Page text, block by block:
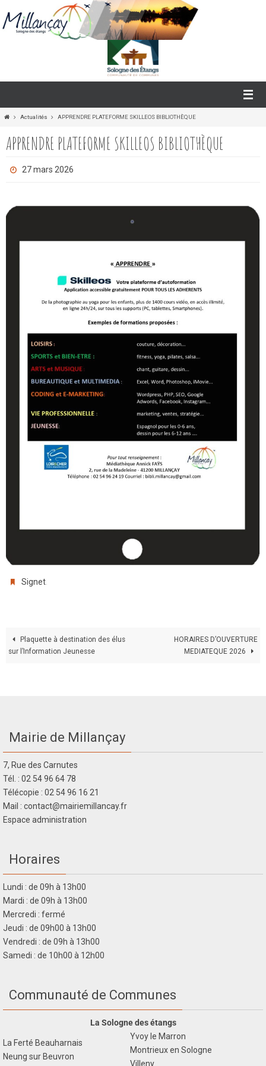
vers
le
HomeActualités APPRENDRE PLATEFORME SKILLEOS BIBLIOTHÈQUE
APPRENDRE PLATEFORME SKILLEOS BIBLIOTHÈQUE
27 mars 2026
Signet
Plaquette à destination des élus
sur l’Information Jeunesse
HORAIRES D’OUVERTURE
MEDIATEQUE 2026
Mairie de Millançay
7, Rue des Carnutes
Tél. : 02 54 96 64 78
Télécopie : 02 54 96 16 21
Mail : contact@mairiemillancay.fr
Espace administration
Horaires
Lundi : de 09h à 13h00
Mardi : de 09h à 13h00
Mercredi : fermé
Jeudi : de 09h00 à 13h00
Vendredi : de 09h à 13h00
Samedi : de 10h00 à 12h00
Communauté de Communes
La Sologne des étangs
La Ferté Beauharnais
Neung sur Beuvron
Yvoy le Marron
Montrieux en Sologne
Villeny